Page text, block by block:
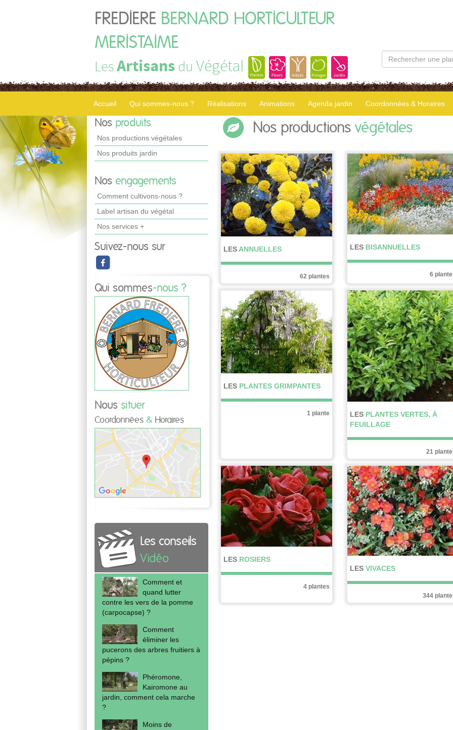
FREDIERE BERNARD HORTICULTEUR
MERISTAIME
LesArtisans du Végétal
Accueil Qui sommes-nous ? Réalisations Animations Agenda jardin Coordonnées & Horaires
Nos produits
Nos productions végétales
Nos produits jardin
Nos engagements
Comment cultivons-nous ?
Label artisan du végétal
Nos services +
Suivez-nous sur
Qui sommes-nous ?
Nous situer
Coordonnées & Horaires
Les conseils
Vidéo
Comment et
quand lutter
contre les vers de la pomme
(carpocapse) ?
Comment
éliminer les
pucerons des arbres fruitiers à
pépins ?
Phéromone,
Kairomone au
jardin, comment cela marche
?
Moins de
Nos productions végétales
LES ANNUELLES
62 plantes
LES BISANNUELLES
6
LES PLANTES GRIMPANTES
1 plante LES PLANTES VERTES, À
FEUILLAGE
21
LES ROSIERS
4 plantes
LES VIVACES
344